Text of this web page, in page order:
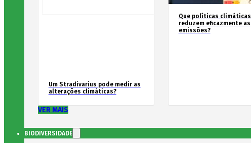
Um Stradivarius pode medir as
alterações climáticas?
Que políticas climáticas
reduzem eficazmente as
emissões?
VER MAIS
BIODIVERSIDADE